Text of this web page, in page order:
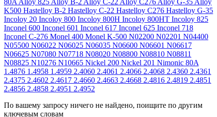
80A Alloy 825 Alloy B-2 Alloy C-22 Alloy C276 Alloy G-35 Alloy
K500 Hastelloy B-2 Hastelloy C-22 Hastelloy C276 Hastelloy G-35
Incoloy 20 Incoloy 800 Incoloy 800H Incoloy 800HT Incoloy 825
Inconel 600 Inconel 601 Inconel 617 Inconel 625 Inconel 718
Inconel C-276 Monel 400 Monel K-500 N02200 N02201 N04400
N05500 N06022 N06025 N06035 N06600 N06601 N06617
N06625 N07080 N07718 N08020 N08800 N08810 N08811
N08825 N10276 N10665 Nickel 200 Nickel 201 Nimonic 80A
1.4876 1.4958 1.4959 2.4060 2.4061 2.4066 2.4068 2.4360 2.4361
2.4375 2.4602 2.4617 2.4660 2.4663 2.4668 2.4816 2.4819 2.4851
2.4856 2.4858 2.4951 2.4952
По вашему запросу ничего не найдено, поищите по другим
ключевым словам